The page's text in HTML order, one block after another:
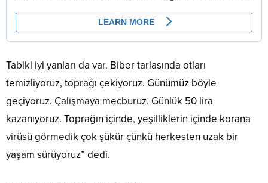
Tabiki iyi yanları da var. Biber tarlasında otları
temizliyoruz, toprağı çekiyoruz. Günümüz böyle
geçiyoruz. Çalışmaya mecburuz. Günlük 50 lira
kazanıyoruz. Toprağın içinde, yeşilliklerin içinde korana
virüsü görmedik çok şükür çünkü herkesten uzak bir
yaşam sürüyoruz” dedi.